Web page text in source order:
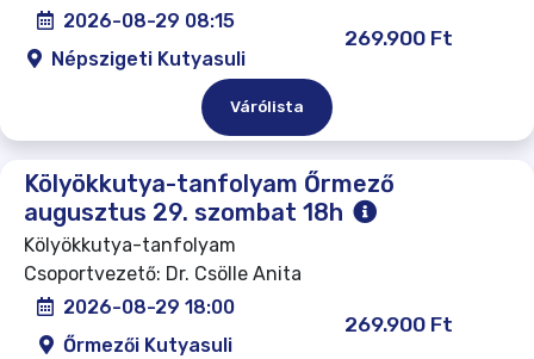
2026-08-29 08:15
Népszigeti Kutyasuli
269.900 Ft
Várólista
Kölyökkutya-tanfolyam Őrmező
augusztus 29. szombat 18h
Kölyökkutya-tanfolyam
Csoportvezető: Dr. Csölle Anita
2026-08-29 18:00
Őrmezői Kutyasuli
269.900 Ft